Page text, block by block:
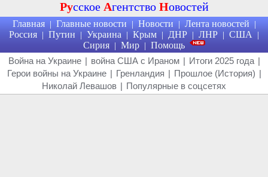
Русское Агентство Новостей
Главная | Главные новости | Новости | Лента новостей |
Россия | Путин | Украина | Крым | ДНР | ЛНР | США |
Сирия | Мир | Помощь
Война на Украине | война США с Ираном | Итоги 2025 года |
Герои войны на Украине | Гренландия | Прошлое (История) |
Николай Левашов | Популярные в соцсетях